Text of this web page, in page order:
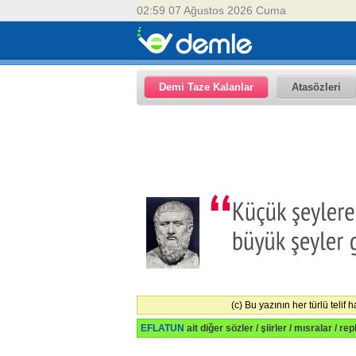
02:59 07 Ağustos 2026 Cuma
Demi Taze Kalanlar Atasözleri
(c) Bu yazının her türlü telif
EFLATUN ait diğer sözler / şiirler / mısralar /